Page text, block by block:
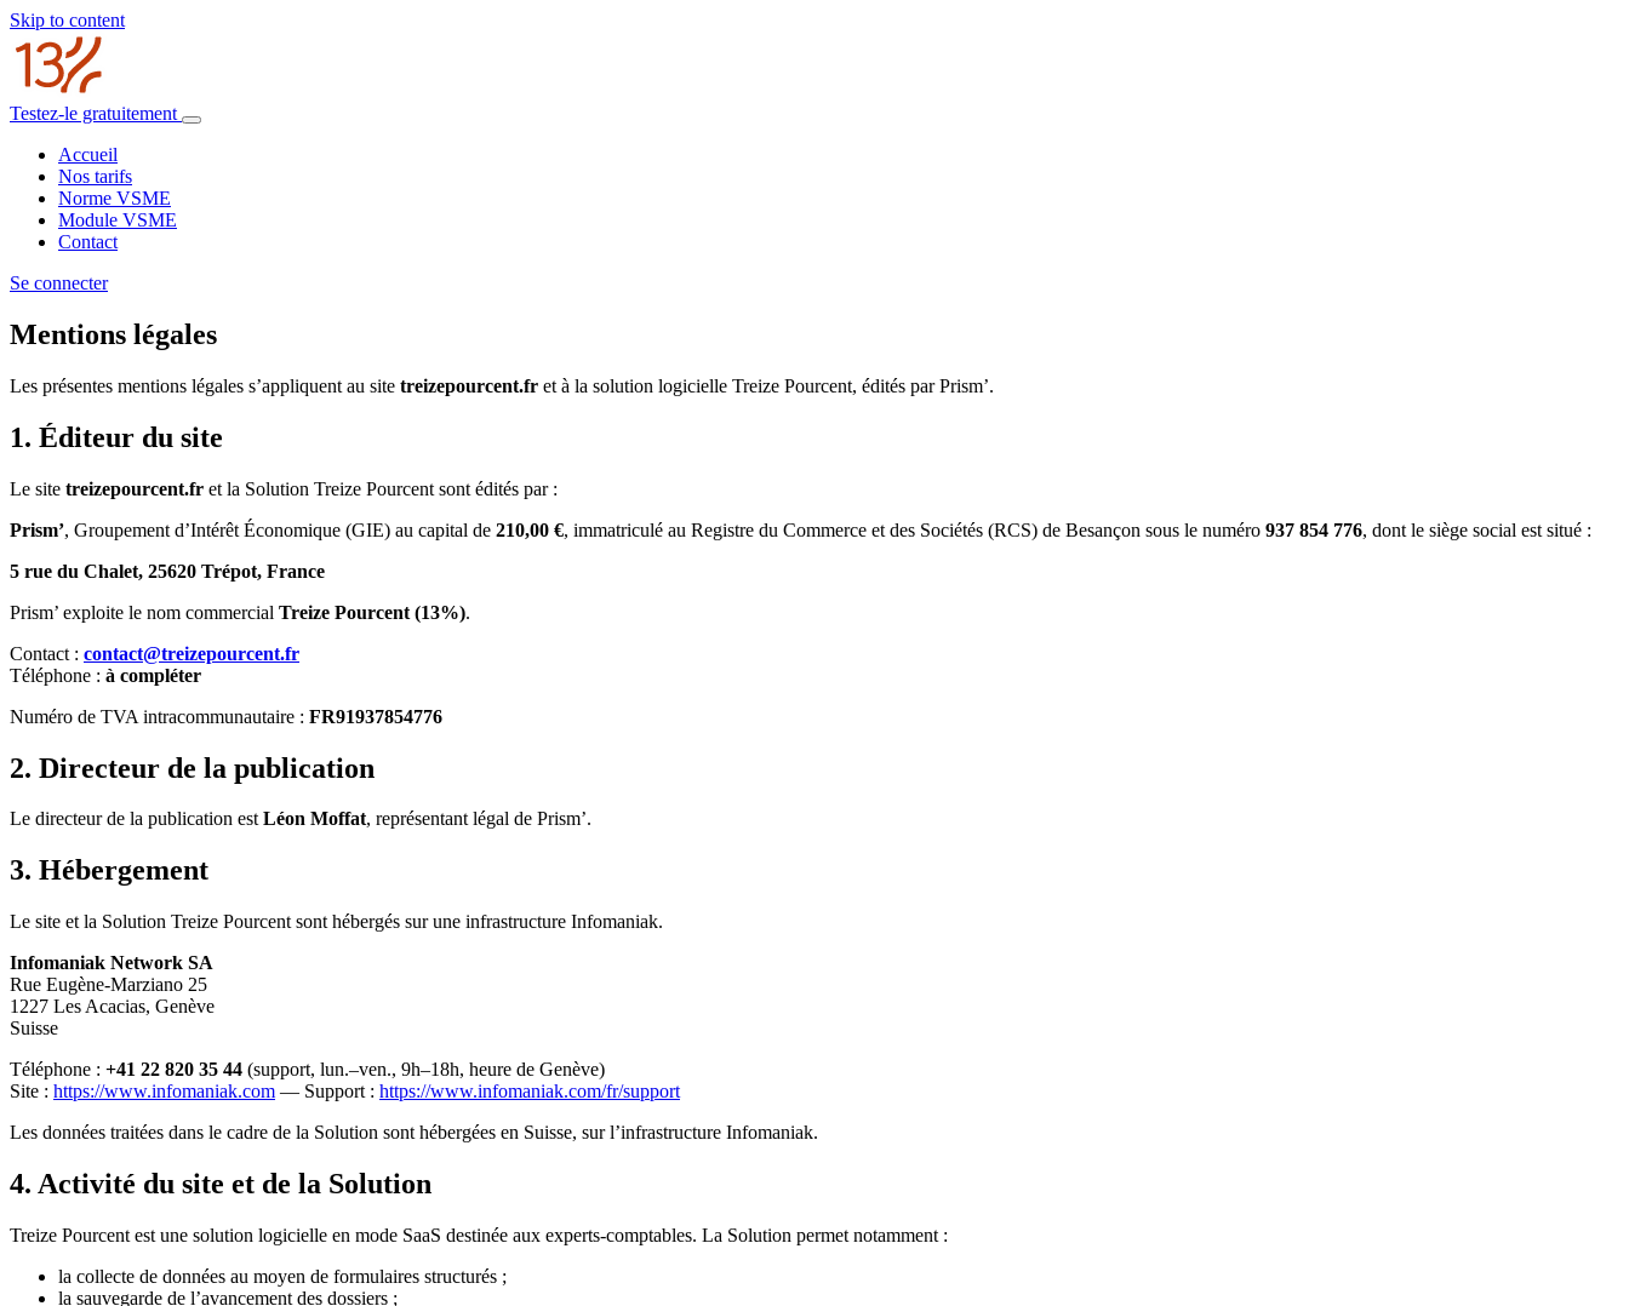
Skip to content
Testez-le gratuitement
Accueil
Nos tarifs
Norme VSME
Module VSME
Contact
Se connecter
Mentions légales
Les présentes mentions légales s’appliquent au site treizepourcent.fr et à la solution logicielle Treize Pourcent, édités par Prism’.
1. Éditeur du site
Le site treizepourcent.fr et la Solution Treize Pourcent sont édités par :
Prism’, Groupement d’Intérêt Économique (GIE) au capital de 210,00 €, immatriculé au Registre du Commerce et des Sociétés (RCS) de Besançon sous le numéro 937 854 776, dont le siège social est situé :
5 rue du Chalet, 25620 Trépot, France
Prism’ exploite le nom commercial Treize Pourcent (13%).
Contact : contact@treizepourcent.fr
Téléphone : à compléter
Numéro de TVA intracommunautaire : FR91937854776
2. Directeur de la publication
Le directeur de la publication estLéon Moffat, représentant légal de Prism’.
3. Hébergement
Le site et la Solution Treize Pourcent sont hébergés sur une infrastructure Infomaniak.
Infomaniak Network SA
Rue Eugène-Marziano 25
1227 Les Acacias, Genève
Suisse
Téléphone : +41 22 820 35 44 (support, lun.–ven., 9h–18h, heure de Genève)
Site : https://www.infomaniak.com — Support : https://www.infomaniak.com/fr/support
Les données traitées dans le cadre de la Solution sont hébergées en Suisse, sur l’infrastructure Infomaniak.
4. Activité du site et de la Solution
Treize Pourcent est une solution logicielle en mode SaaS destinée aux experts-comptables. La Solution permet notamment :
la collecte de données au moyen de formulaires structurés ;
la sauvegarde de l’avancement des dossiers ;